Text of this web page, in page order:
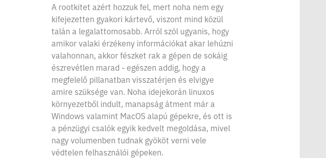
A rootkitet azért hozzuk fel, mert noha nem egy
kifejezetten gyakori kártevő, viszont mind közül
talán a legalattomosabb. Arról szól ugyanis, hogy
amikor valaki érzékeny információkat akar lehúzni
valahonnan, akkor fészket rak a gépen de sokáig
észrevétlen marad - egészen addig, hogy a
megfelelő pillanatban visszatérjen és elvigye
amire szüksége van. Noha idejekorán linuxos
környezetből indult, manapság átment már a
Windows valamint MacOS alapú gépekre, és ott is
a pénzügyi csalók egyik kedvelt megoldása, mivel
nagy volumenben tudnak gyököt verni vele
védtelen felhasználói gépeken.